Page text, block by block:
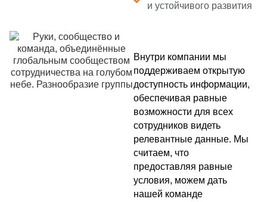
и устойчивого развития
Внутри компании мы
поддерживаем открытую
доступность информации,
обеспечивая равные
возможности для всех
сотрудников видеть
релевантные данные. Мы
считаем, что
предоставляя равные
условия, можем дать
нашей команде